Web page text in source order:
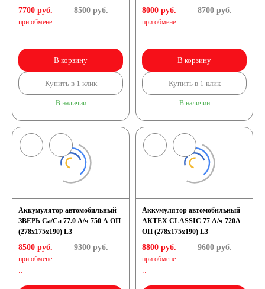
7700 руб.
при обмене
..
8500руб.
В корзину
Купить в 1 клик
В наличии
8000 руб.
при обмене
..
8700руб.
В корзину
Купить в 1 клик
В наличии
Аккумулятор автомобильный
ЗВЕРЬ Са/Са 77.0 А/ч 750 A ОП
(278x175x190) L3
8500 руб.
при обмене
..
9300руб.
Аккумулятор автомобильный
АКТЕХ CLASSIC 77 А/ч 720А
ОП (278x175x190) L3
8800 руб.
при обмене
..
9600руб.